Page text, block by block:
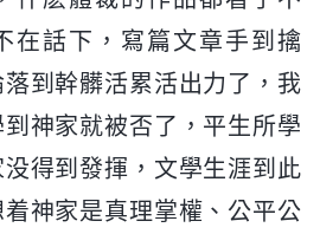
在話下，寫篇文章手到擒
到幹髒活累活出力了，我
神家就被否了，平生所學
得到發揮，文學生涯到此
神家是真理掌權、公平公